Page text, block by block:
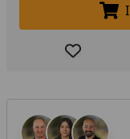
Produkt